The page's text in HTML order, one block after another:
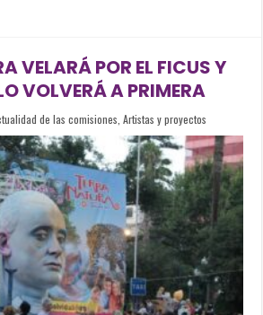
VELARÁ POR EL FICUS Y
VOLVERÁ A PRIMERA
de las comisiones ,Artistas y proyectos